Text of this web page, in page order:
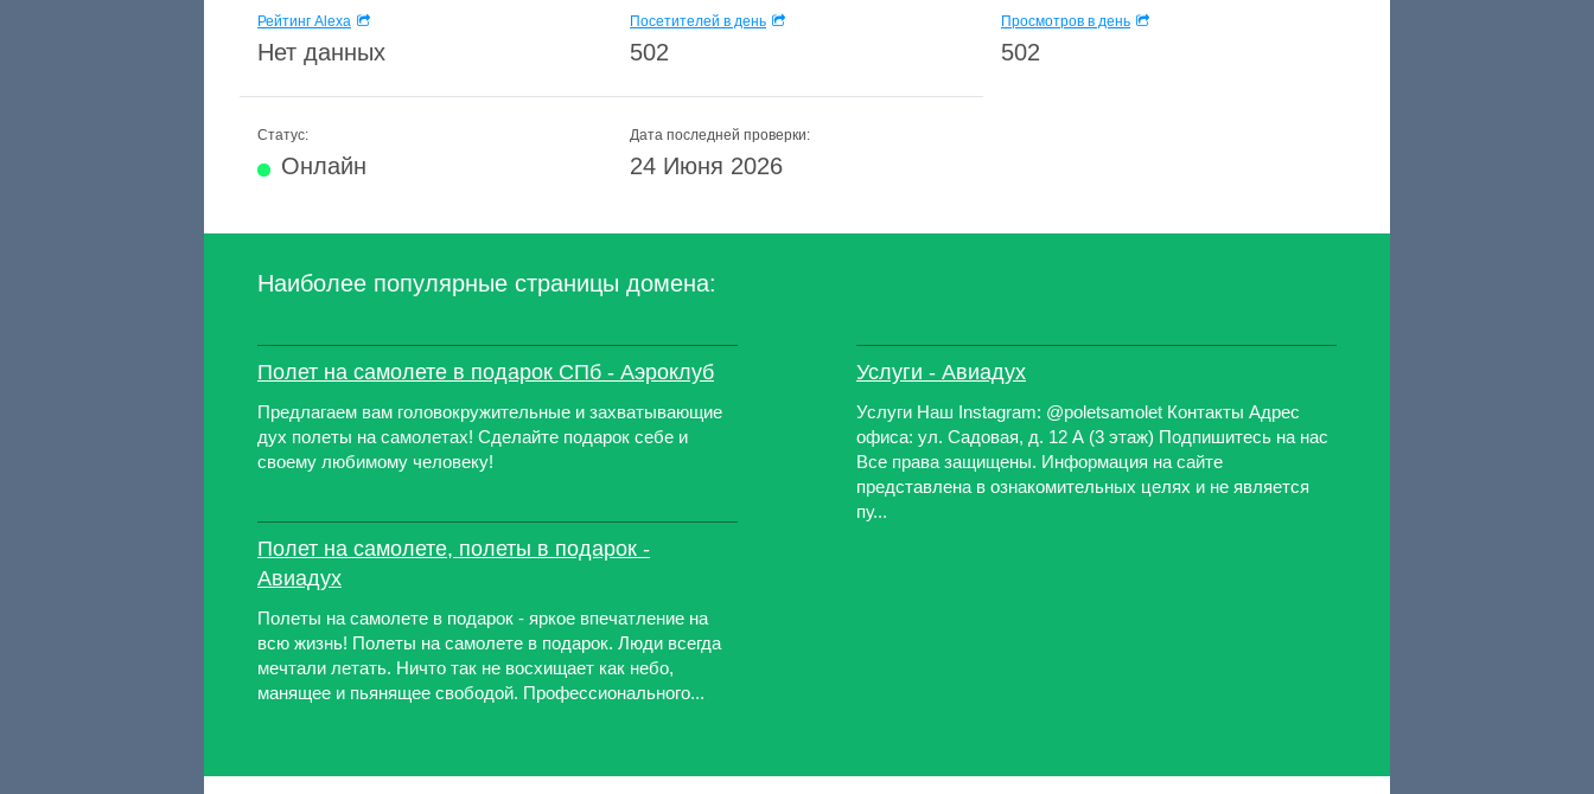
Рейтинг Alexa
Нет данных
Посетителей в день
502
Просмотров в день
502
Статус:
Онлайн
Дата последней проверки:
24 Июня 2026
Наиболее популярные страницы домена:
Полет на самолете в подарок СПб - Аэроклуб
Предлагаем вам головокружительные и захватывающие
дух полеты на самолетах! Сделайте подарок себе и
своему любимому человеку!
Полет на самолете, полеты в подарок -
Авиадух
Полеты на самолете в подарок - яркое впечатление на
всю жизнь! Полеты на самолете в подарок. Люди всегда
мечтали летать. Ничто так не восхищает как небо,
манящее и пьянящее свободой. Профессионального...
Услуги - Авиадух
Услуги Наш Instagram: @poletsamolet Контакты Адрес
офиса: ул. Садовая, д. 12 А (3 этаж) Подпишитесь на нас
Все права защищены. Информация на сайте
представлена в ознакомительных целях и не является
пу...